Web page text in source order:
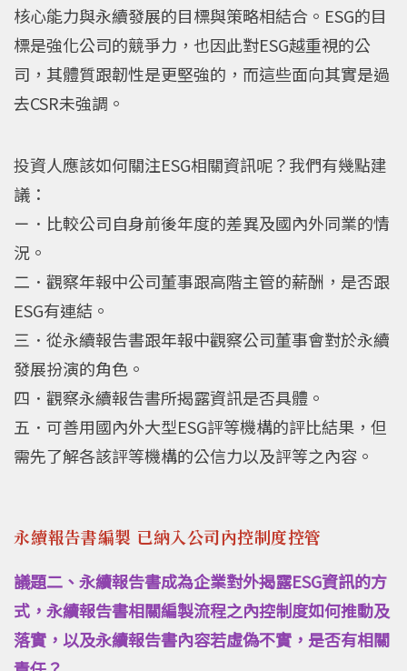
核心能力與永續發展的目標與策略相結合。ESG的目
標是強化公司的競爭力，也因此對ESG越重視的公
司，其體質跟韌性是更堅強的，而這些面向其實是過
去CSR未強調。
投資人應該如何關注ESG相關資訊呢？我們有幾點建
議：
ㄧ．比較公司自身前後年度的差異及國內外同業的情
況。
二．觀察年報中公司董事跟高階主管的薪酬，是否跟
ESG有連結。
三．從永續報告書跟年報中觀察公司董事會對於永續
發展扮演的角色。
四．觀察永續報告書所揭露資訊是否具體。
五．可善用國內外大型ESG評等機構的評比結果，但
需先了解各該評等機構的公信力以及評等之內容。
永續報告書編製 已納入公司內控制度控管
議題二、永續報告書成為企業對外揭露ESG資訊的方
式，永續報告書相關編製流程之內控制度如何推動及
落實，以及永續報告書內容若虛偽不實，是否有相關